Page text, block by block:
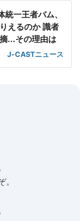
統一王者バム、
えるのか 識者
...その理由は
J-CASTニュース